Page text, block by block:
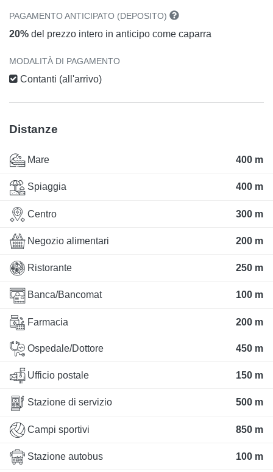
PAGAMENTO ANTICIPATO (DEPOSITO)
20% del prezzo intero in anticipo come caparra
MODALITÀ DI PAGAMENTO
Contanti (all'arrivo)
Distanze
Mare 400 m
Spiaggia 400 m
Centro 300 m
Negozio alimentari 200 m
Ristorante 250 m
Banca/Bancomat 100 m
Farmacia 200 m
Ospedale/Dottore 450 m
Ufficio postale 150 m
Stazione di servizio 500 m
Campi sportivi 850 m
Stazione autobus 100 m